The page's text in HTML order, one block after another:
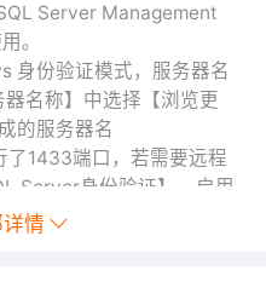
Server Management
。
身份验证模式，服务器名
名称】中选择【浏览更
的服务器名
了1433端口，若需要远程
Server身份验证】，启用
通过【sa】账号远程连
情